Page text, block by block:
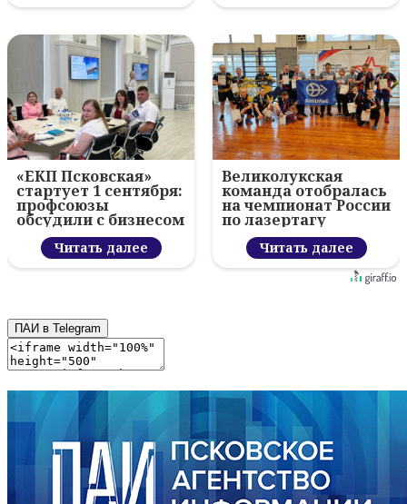
«ЕКП Псковская»
стартует 1 сентября:
профсоюзы
обсудили с бизнесом
новый цифровой
проектЧитать далее
Великолукская
команда отобралась
на чемпионат России
по лазертагу
Читать далее
ПАИ в Telegram